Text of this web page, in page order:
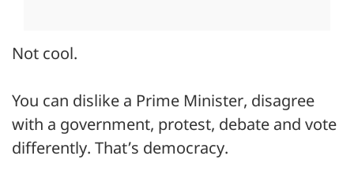
Not cool.
You can dislike a Prime Minister, disagree
with a government, protest, debate and vote
differently. That’s democracy.